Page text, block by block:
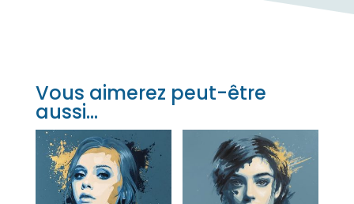
Vous aimerez peut-être
aussi…